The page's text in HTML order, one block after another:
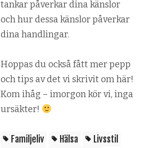
tankar påverkar dina känslor
och hur dessa känslor påverkar
dina handlingar.
Hoppas du också fått mer pepp
och tips av det vi skrivit om här!
Kom ihåg – imorgon kör vi, inga
ursäkter!
Familjeliv Hälsa
Livsstil